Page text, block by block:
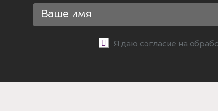
Я даю согласие на